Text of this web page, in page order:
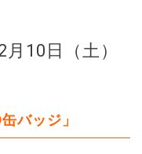
10日（土）
バッジ」